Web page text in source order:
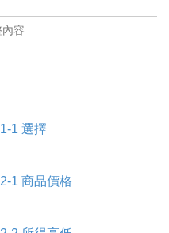
民教師。對於公民議題多
議題。致力於行動教學，
立思考。
進入經濟學的領域。課程
機會成本之間的關係。
容
1 選擇
1 商品價格